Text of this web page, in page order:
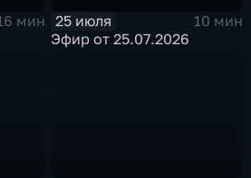
мин
25 июля
10 мин
Эфир от 25.07.2026